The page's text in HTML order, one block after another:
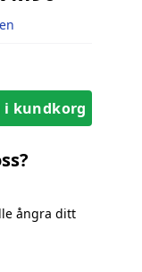
i kundkorg
ångra ditt